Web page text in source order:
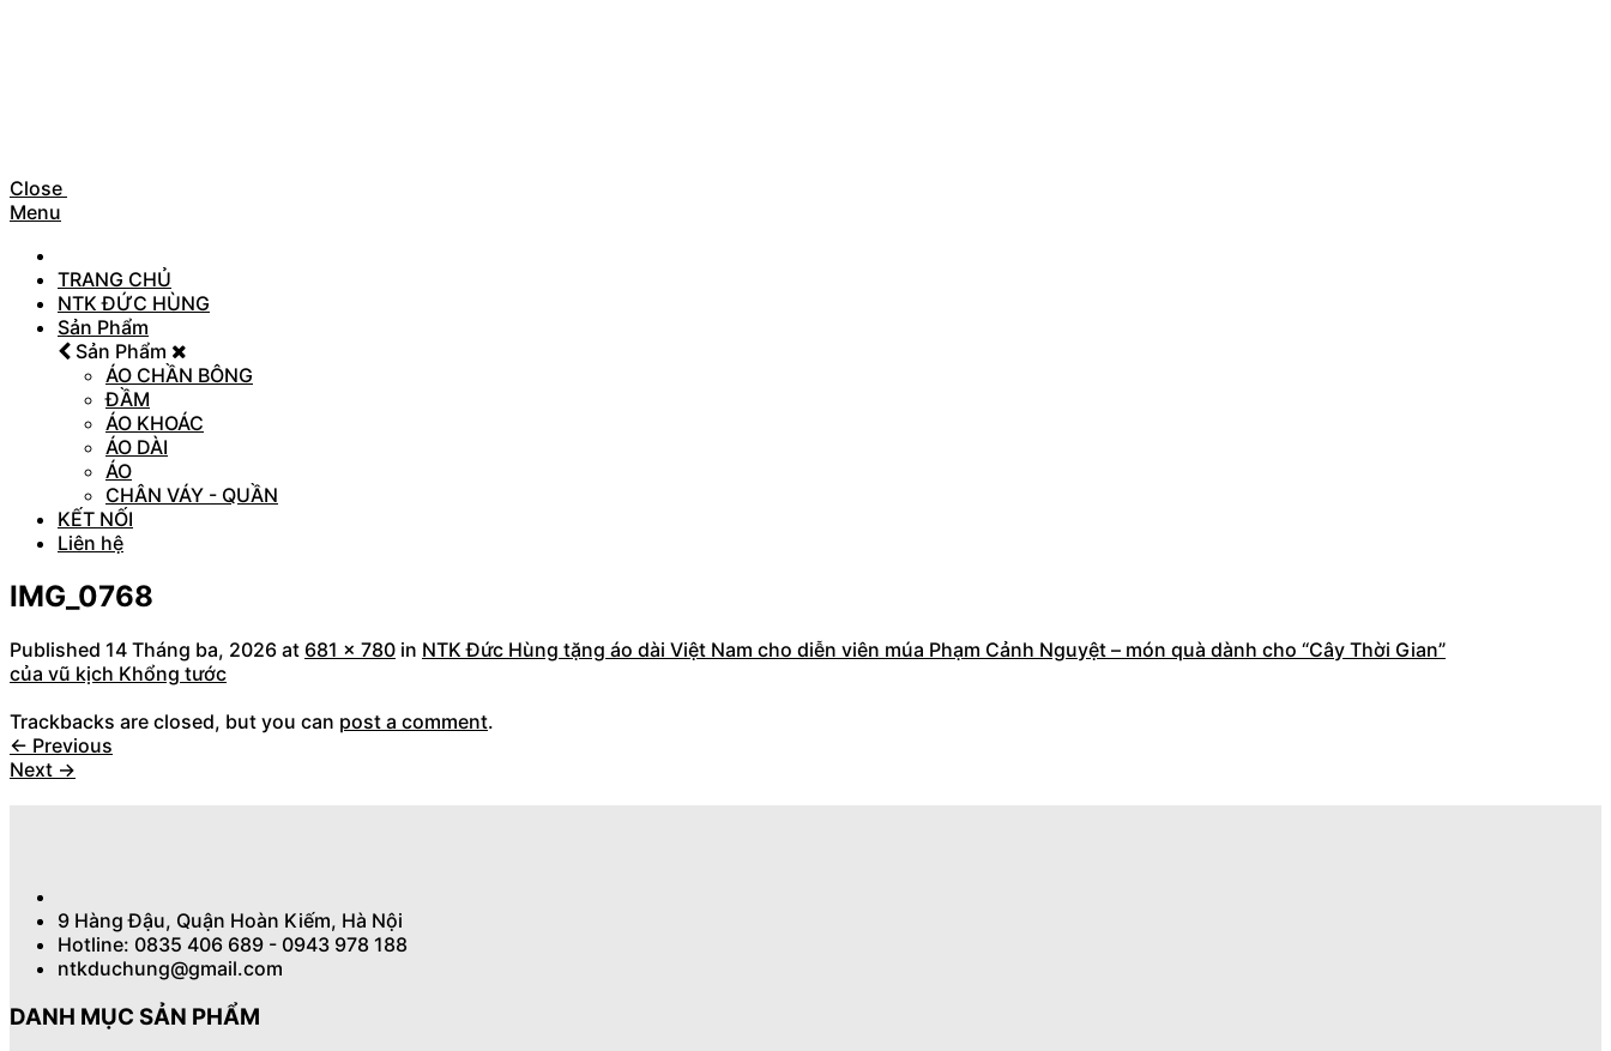
Close
Menu
TRANG CHỦ
NTK ĐỨC HÙNG
Sản Phẩm
Sản Phẩm
ÁO CHẦN BÔNG
ĐẦM
ÁO KHOÁC
ÁO DÀI
ÁO
CHÂN VÁY - QUẦN
KẾT NỐI
Liên hệ
IMG_0768
Published 14 Tháng ba, 2026 at 681 × 780 in NTK Đức Hùng tặng áo dài Việt Nam cho diễn viên múa Phạm Cảnh Nguyệt – món quà dành cho “Cây Thời Gian”
của vũ kịch Khổng tước
Trackbacks are closed, but you can post a comment.
← Previous
Next →
9 Hàng Đậu, Quận Hoàn Kiếm, Hà Nội
Hotline: 0835 406 689 - 0943 978 188
ntkduchung@gmail.com
DANH MỤC SẢN PHẨM